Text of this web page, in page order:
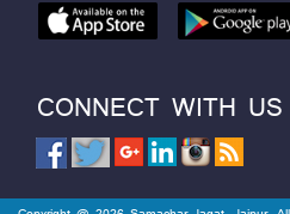
CONNECT WITH US